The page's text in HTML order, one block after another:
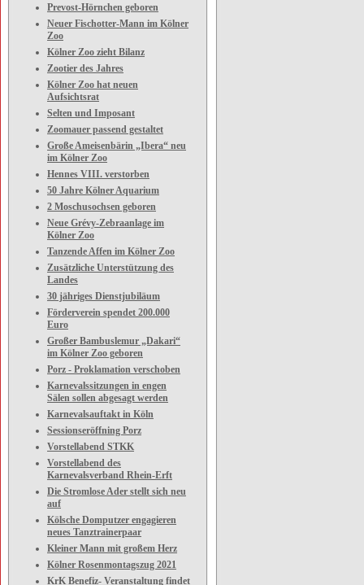
Prevost-Hörnchen geboren
Neuer Fischotter-Mann im Kölner
Zoo
Kölner Zoo zieht Bilanz
Zootier des Jahres
Kölner Zoo hat neuen
Aufsichtsrat
Selten und Imposant
Zoomauer passend gestaltet
Große Ameisenbärin „Ibera“ neu
im Kölner Zoo
Hennes VIII. verstorben
50 Jahre Kölner Aquarium
2 Moschusochsen geboren
Neue Grévy-Zebraanlage im
Kölner Zoo
Tanzende Affen im Kölner Zoo
Zusätzliche Unterstützung des
Landes
30 jähriges Dienstjubiläum
Förderverein spendet 200.000
Euro
Großer Bambuslemur „Dakari“
im Kölner Zoo geboren
Porz - Proklamation verschoben
Karnevalssitzungen in engen
Sälen sollen abgesagt werden
Karnevalsauftakt in Köln
Sessionseröffning Porz
Vorstellabend STKK
Vorstellabend des
Karnevalsverband Rhein-Erft
Die Stromlose Ader stellt sich neu
auf
Kölsche Domputzer engagieren
neues Tanztrainerpaar
Kleiner Mann mit großem Herz
Kölner Rosenmontagszug 2021
KrK Benefiz- Veranstaltung findet